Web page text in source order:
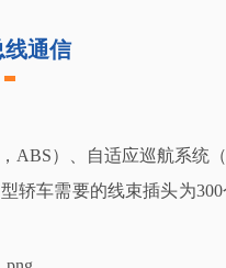
线通信
）、自适应巡航系统
车需要的线束插头为